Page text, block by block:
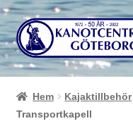
Hoppa
till
navigering
Hoppa
till
innehåll
Hem Kajaktillbehör
Transportkapell